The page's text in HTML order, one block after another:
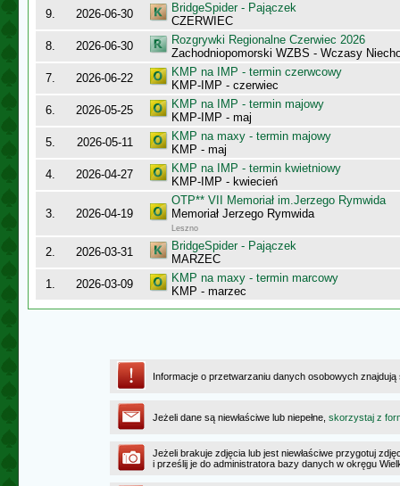
9.
2026-06-30
BridgeSpider - Pajączek
CZERWIEC
8.
2026-06-30
Rozgrywki Regionalne Czerwiec 2026
Zachodniopomorski WZBS - Wczasy
7.
2026-06-22
KMP na IMP - termin czerwcowy
KMP-IMP - czerwiec
6.
2026-05-25
KMP na IMP - termin majowy
KMP-IMP - maj
5.
2026-05-11
KMP na maxy - termin majowy
KMP - maj
4.
2026-04-27
KMP na IMP - termin kwietniowy
KMP-IMP - kwiecień
3. 2026-04-19
OTP** VII Memoriał im.Jerzego Rymwida
Memoriał Jerzego Rymwida
Leszno
2. 2026-03-31
BridgeSpider - Pajączek
MARZEC
1.
2026-03-09
KMP na maxy - termin marcowy
KMP - marzec
Informacje o przetwarzaniu danych osobowych
Jeżeli dane są niewłaściwe lub niepełne, skorzystaj z
Jeżeli brakuje zdjęcia lub jest niewłaściwe przygotuj
i prześlij je do administratora bazy danych w okręgu